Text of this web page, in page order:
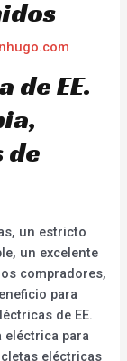
EE.
de
un estricto
un excelente
compradores,
para
de EE.
eléctrica para
eléctricas